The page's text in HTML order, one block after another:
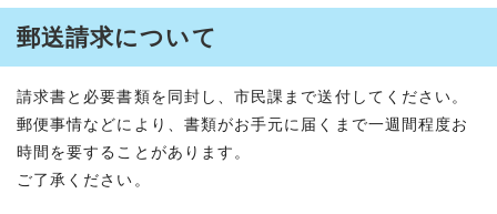
郵送請求について
請求書と必要書類を同封し、市民課まで送付してください。
郵便事情などにより、書類がお手元に届くまで一週間程度お
時間を要することがあります。
ご了承ください。